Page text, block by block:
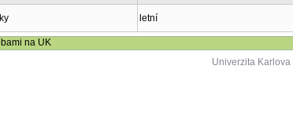
letní
na UK
Univerzita Karlova|